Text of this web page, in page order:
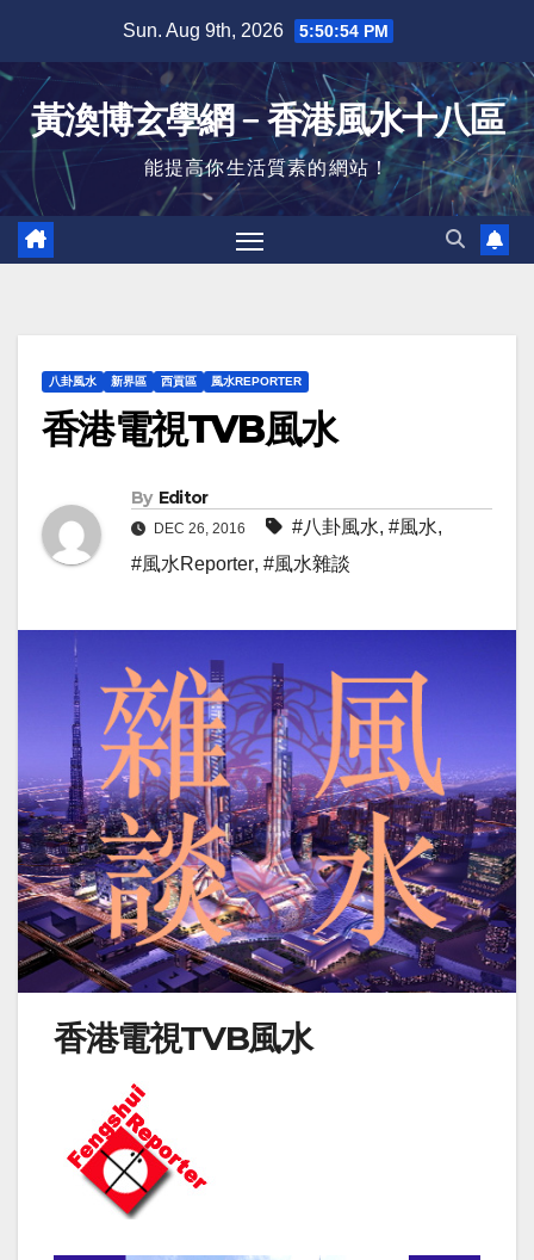
content
Sun. Aug 9th, 2026 5:50:55 PM
黃渙博玄學網﹣香港風水十八區
能提高你生活質素的網站！
八卦風水 新界區 西貢區 風水REPORTER
香港電視TVB風水
By Editor
DEC 26, 2016 #八卦風水, #風水,
#風水Reporter, #風水雜談
香港電視TVB風水